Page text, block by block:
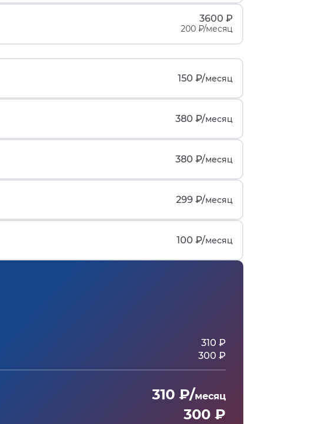
3600 ₽
200 ₽/месяц
150 ₽/месяц
380 ₽/месяц
380 ₽/месяц
299 ₽/месяц
100 ₽/месяц
310 ₽
300 ₽
310 ₽/месяц
300 ₽